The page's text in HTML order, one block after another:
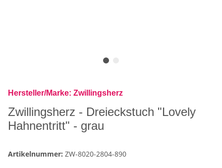
Hersteller/Marke: Zwillingsherz
Zwillingsherz - Dreieckstuch "Lovely
Hahnentritt" - grau
Artikelnummer: ZW-8020-2804-890